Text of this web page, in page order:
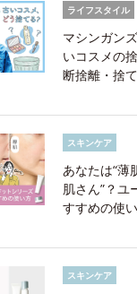
ライフスタイル
マシンガン
いコスメの
断捨離・捨
スキンケア
あなたは“薄
肌さん”？ユ
すすめの使
スキンケア